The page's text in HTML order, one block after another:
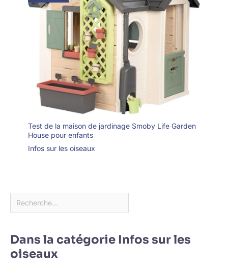
Test de la maison de jardinage Smoby Life Garden
House pour enfants
Infos sur les oiseaux
Dans la catégorie Infos sur les
oiseaux